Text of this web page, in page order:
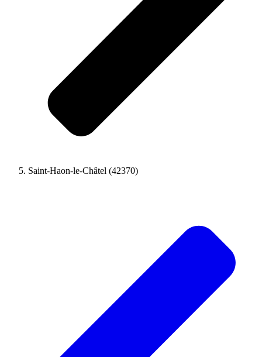
Saint-Haon-le-Châtel (42370)